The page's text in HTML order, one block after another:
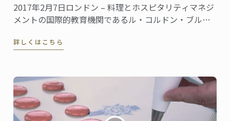
2017年2月7日ロンドン – 料理とホスピタリティマネジ
メントの国際的教育機関であるル・コルドン・ブルー
ジメントにおける経営管理学の学士課程を新設するこ
詳しくはこちら